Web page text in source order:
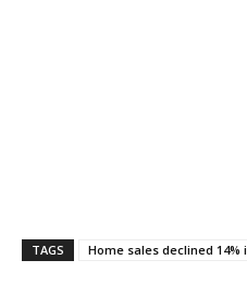
TAGS Home sales declined